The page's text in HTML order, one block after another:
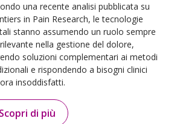
una recente analisi pubblicata su
in Pain Research, le tecnologie
stanno assumendo un ruolo sempre
nella gestione del dolore,
soluzioni complementari ai metodi
e rispondendo a bisogni clinici
insoddisfatti.
Scopri di più